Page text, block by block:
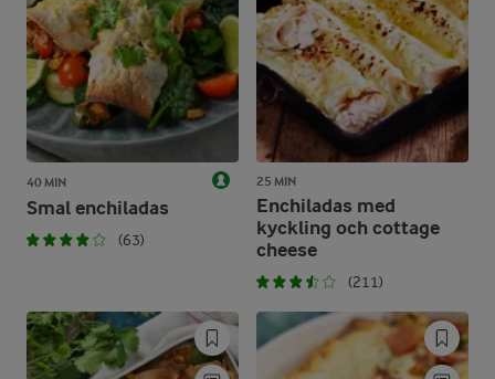
40 MIN
Smal enchiladas
(63)
25 MIN
Enchiladas med
kyckling och cottage
cheese
(211)